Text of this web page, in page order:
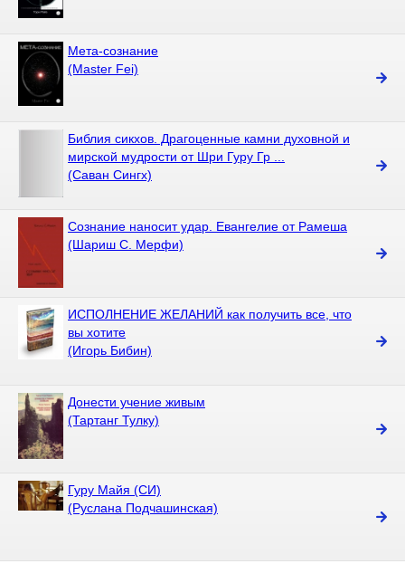
Мета-сознание
(Master Fei)
Библия сикхов. Драгоценные камни духовной и
мирской мудрости от Шри Гуру Гр ...
(Саван Сингх)
Сознание наносит удар. Евангелие от Рамеша
(Шариш С. Мерфи)
ИСПОЛНЕНИЕ ЖЕЛАНИЙ как получить все, что
вы хотите
(Игорь Бибин)
Донести учение живым
(Тартанг Тулку)
Гуру Майя (СИ)
(Руслана Подчашинская)